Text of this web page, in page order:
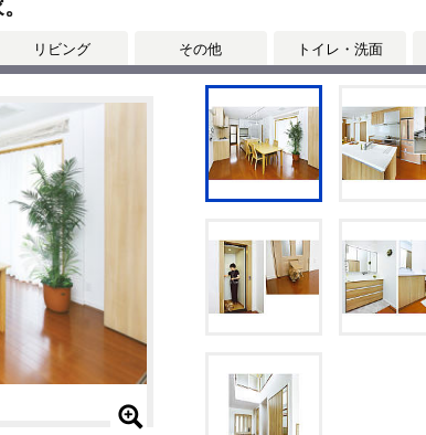
リビング その他 トイレ・洗面